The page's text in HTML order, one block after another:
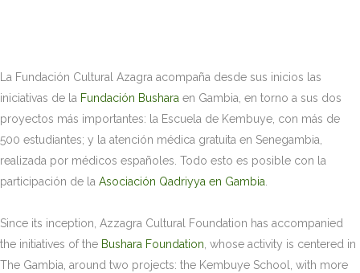
La Fundación Cultural Azagra acompaña desde sus inicios las
iniciativas de la Fundación Bushara en Gambia, en torno a sus dos
proyectos más importantes: la Escuela de Kembuye, con más de
500 estudiantes; y la atención médica gratuita en Senegambia,
realizada por médicos españoles. Todo esto es posible con la
participación de la Asociación Qadriyya en Gambia
Since its inception, Azzagra Cultural Foundation has accompanied
the initiatives of the Bushara Foundation , whose activity is centered in
The Gambia, around two projects: the Kembuye School, with more